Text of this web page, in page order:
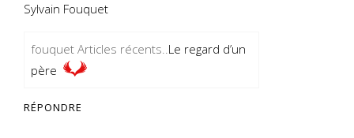
Sylvain Fouquet
fouquet Articles récents..Le regard d’un
père
RÉPONDRE